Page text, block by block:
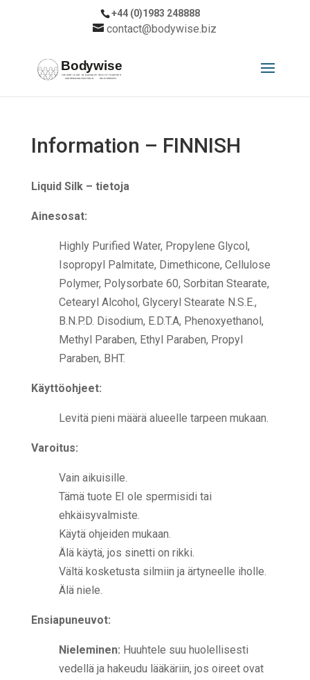
+44 (0)1983 248888
contact@bodywise.biz
Information – FINNISH
Liquid Silk – tietoja
Ainesosat:
Highly Purified Water, Propylene Glycol,
Isopropyl Palmitate, Dimethicone, Cellulose
Polymer, Polysorbate 60, Sorbitan Stearate,
Cetearyl Alcohol, Glyceryl Stearate N.S.E.,
B.N.P.D. Disodium, E.D.T.A, Phenoxyethanol,
Methyl Paraben, Ethyl Paraben, Propyl
Paraben, BHT.
Käyttöohjeet:
Levitä pieni määrä alueelle tarpeen mukaan.
Varoitus:
Vain aikuisille.
Tämä tuote EI ole spermisidi tai
ehkäisyvalmiste.
Käytä ohjeiden mukaan.
Älä käytä, jos sinetti on rikki.
Vältä kosketusta silmiin ja ärtyneelle iholle.
Älä niele.
Ensiapuneuvot:
Nieleminen: Huuhtele suu huolellisesti
vedellä ja hakeudu lääkäriin, jos oireet ovat